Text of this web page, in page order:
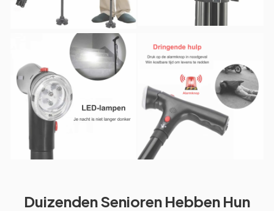
Duizenden Senioren Hebben Hun